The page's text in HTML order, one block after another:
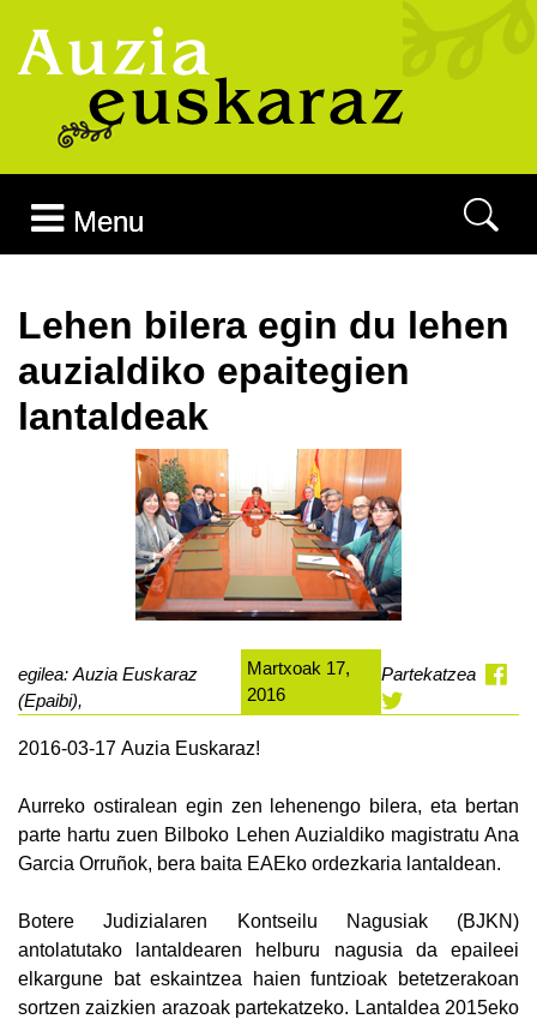
Menu
Lehen bilera egin du lehen
auzialdiko epaitegien
lantaldeak
egilea: Auzia Euskaraz
(Epaibi),
Martxoak 17,
2016
Partekatzea
2016-03-17 Auzia Euskaraz!
Aurreko ostiralean egin zen lehenengo bilera, eta bertan
parte hartu zuen Bilboko Lehen Auzialdiko magistratu Ana
Garcia Orruñok, bera baita EAEko ordezkaria lantaldean.
Botere Judizialaren Kontseilu Nagusiak (BJKN)
antolatutako lantaldearen helburu nagusia da epaileei
elkargune bat eskaintzea haien funtzioak betetzerakoan
sortzen zaizkien arazoak partekatzeko. Lantaldea 2015eko